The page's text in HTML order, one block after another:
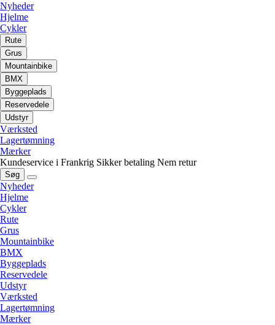
Nyheder
Hjelme
Cykler
Rute
Grus
Mountainbike
BMX
Byggeplads
Reservedele
Udstyr
Værksted
Lagertømning
Mærker
Kundeservice i Frankrig Sikker betaling Nem retur
Søg
Nyheder
Hjelme
Cykler
Rute
Grus
Mountainbike
BMX
Byggeplads
Reservedele
Udstyr
Værksted
Lagertømning
Mærker